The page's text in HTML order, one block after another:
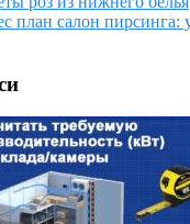
план салон пирсинга: